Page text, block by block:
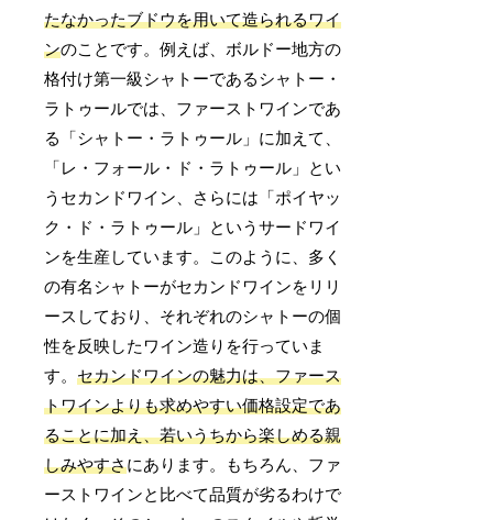
たなかったブドウを用いて造られるワイ
ンのことです。例えば、ボルドー地方の
格付け第一級シャトーであるシャトー・
ラトゥールでは、ファーストワインであ
る「シャトー・ラトゥール」に加えて、
「レ・フォール・ド・ラトゥール」とい
うセカンドワイン、さらには「ポイヤッ
ク・ド・ラトゥール」というサードワイ
ンを生産しています。このように、多く
の有名シャトーがセカンドワインをリリ
ースしており、それぞれのシャトーの個
性を反映したワイン造りを行っていま
す。セカンドワインの魅力は、ファース
トワインよりも求めやすい価格設定であ
ることに加え、若いうちから楽しめる親
しみやすさにあります。もちろん、ファ
ーストワインと比べて品質が劣るわけで